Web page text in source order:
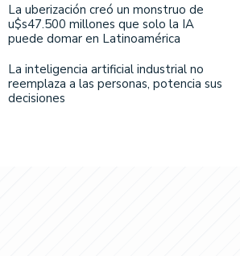
La uberización creó un monstruo de
u$s47.500 millones que solo la IA
puede domar en Latinoamérica
La inteligencia artificial industrial no
reemplaza a las personas, potencia sus
decisiones